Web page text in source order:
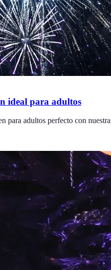
ideal para adultos
para adultos perfecto con